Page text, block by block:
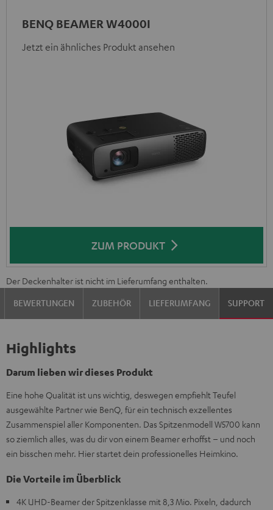
BENQ BEAMER W4000I
Jetzt ein ähnliches Produkt ansehen
ZUM PRODUKT
Der Deckenhalter ist nicht im Lieferumfang enthalten.
BEWERTUNGEN
ZUBEHÖR LIEFERUMFANG SUPPORT
Highlights
Darum lieben wir dieses Produkt
Eine hohe Qualität ist uns wichtig, deswegen empfiehlt Teufel
ausgewählte Partner wie BenQ, für ein technisch exzellentes
Zusammenspiel aller Komponenten. Das Spitzenmodell W5700 kann
so ziemlich alles, was du dir von einem Beamer erhoffst – und noch
ein bisschen mehr. Hier startet dein professionelles Heimkino.
Die Vorteile im Überblick
4K UHD-Beamer der Spitzenklasse mit 8,3 Mio. Pixeln, dadurch